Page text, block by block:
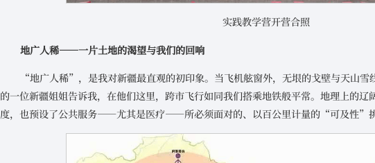
实践教学营开营合照
地广人稀——一片土地的渴望与我们的回响
“地广人稀”，是我对新疆最直观的初印象。当飞机舷窗外，无垠的戈壁与天山雪
的一位新疆姐姐告诉我，在他们这里，跨市飞行如同我们搭乘地铁般平常。地理上的辽
度，也预设了公共服务——尤其是医疗——所必须面对的、以百公里计量的“可及性”挑